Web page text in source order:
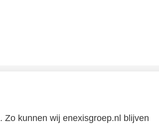
kunnen wij enexisgroep.nl blijven
Neemcontact